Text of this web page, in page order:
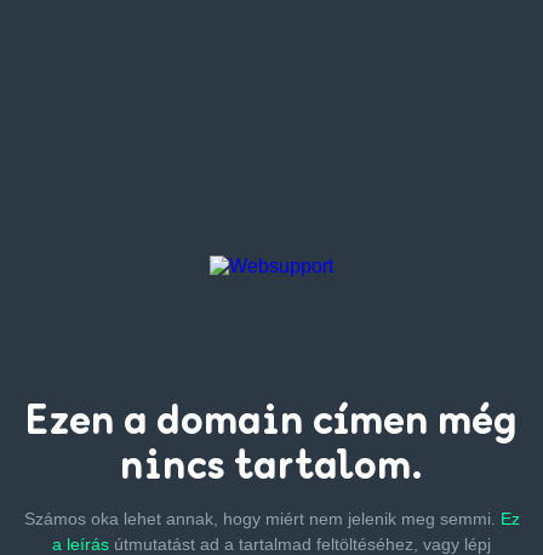
Ezen a domain címen még
nincs tartalom.
Számos oka lehet annak, hogy miért nem jelenik meg semmi. Ez
a leírás útmutatást ad a tartalmad feltöltéséhez, vagy lépj